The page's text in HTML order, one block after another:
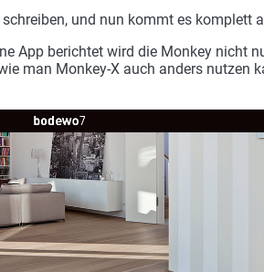
und nun kommt es komplett
App berichtet wird die Monkey nicht
man Monkey-X auch anders nutzen